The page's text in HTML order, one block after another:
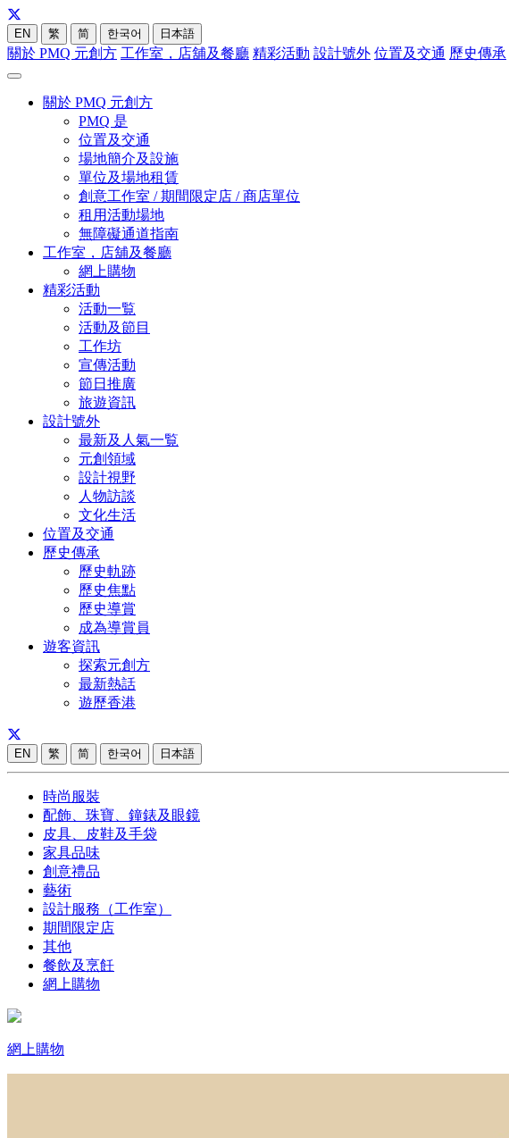
EN 繁 简 한국어 日本語
關於 PMQ 元創方 工作室，店舖及餐廳 精彩活動 設計號外 位置及交通 歷史傳承
關於 PMQ 元創方
PMQ 是
位置及交通
場地簡介及設施
單位及場地租賃
創意工作室 / 期間限定店 / 商店單位
租用活動場地
無障礙通道指南
工作室，店舖及餐廳
網上購物
精彩活動
活動一覧
活動及節目
工作坊
宣傳活動
節日推廣
旅遊資訊
設計號外
最新及人氣一覧
元創領域
設計視野
人物訪談
文化生活
位置及交通
歷史傳承
歷史軌跡
歷史焦點
歷史導賞
成為導賞員
遊客資訊
探索元創方
最新熱話
遊歷香港
EN 繁 简 한국어 日本語
時尚服裝
配飾、珠寶、鐘錶及眼鏡
皮具、皮鞋及手袋
家具品味
創意禮品
藝術
設計服務（工作室）
期間限定店
其他
餐飲及烹飪
網上購物
網上購物